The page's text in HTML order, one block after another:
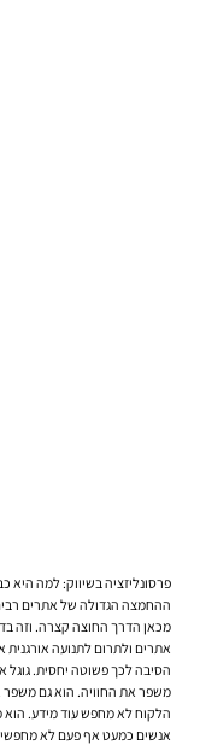
פרסונליזציה בשיווק: למה היא
ההחמצה הגדולה של אתרים
מכאן הדרך החוצה קצרה. וזה
אתריםולתרום לתנועה אורגנית
הסיבה לכך פשוטה יחסית. גוגל
משפר את החוויה. הוא גם משפר
הלקוח לא מחפש עוד מידע.
אנשים כמעט אף פעם לא